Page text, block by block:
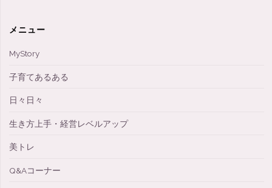
メニュー
MyStory
子育てあるある
日々日々
生き方上手・経営レベルアップ
美トレ
Q&Aコーナー